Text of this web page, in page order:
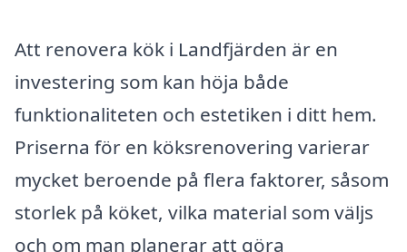
Att renovera kök i Landfjärden är en
investering som kan höja både
funktionaliteten och estetiken i ditt hem.
Priserna för en köksrenovering varierar
mycket beroende på flera faktorer, såsom
storlek på köket, vilka material som väljs
och om man planerar att göra